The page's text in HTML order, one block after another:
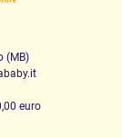
(MB)
euro